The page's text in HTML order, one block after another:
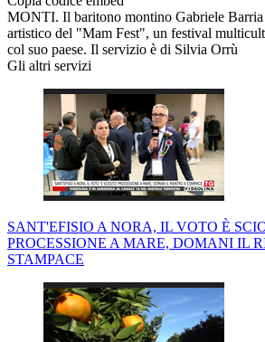
MONTI. Il baritono montino Gabriele Barria
artistico del "Mam Fest", un festival
col suo paese. Il servizio è di Silvia Orrù
Gli altri servizi
SANT'EFISIO A NORA, IL VOTO È
PROCESSIONE A MARE, DOMANI IL
STAMPACE